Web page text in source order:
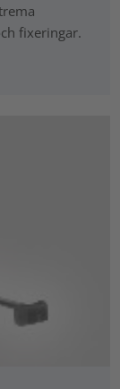
fixeringar.